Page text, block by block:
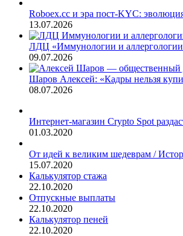
Roboex.cc и эра пост-KYC:
13.07.2026
ЛДЦ «Иммунологии и
09.07.2026
Шаров Алексей: «Кадры нельзя
08.07.2026
Интернет-магазин Crypto Spot
01.03.2020
От идей к великим шедеврам /
15.07.2020
Калькулятор стажа
22.10.2020
Отпускные выплаты
22.10.2020
Калькулятор пеней
22.10.2020